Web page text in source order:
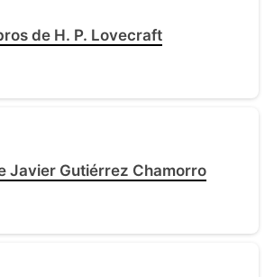
de H. P. Lovecraft
Javier Gutiérrez Chamorro